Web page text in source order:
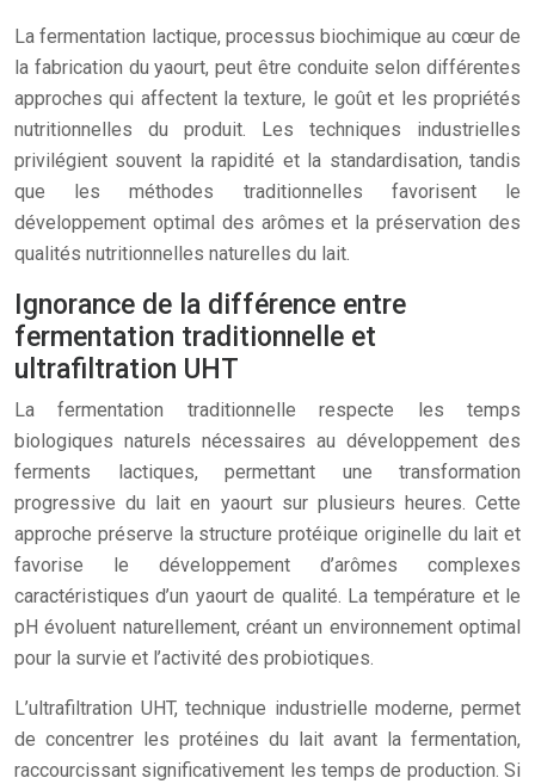
La fermentation lactique, processus biochimique au cœur de
la fabrication du yaourt, peut être conduite selon différentes
approches qui affectent la texture, le goût et les propriétés
nutritionnelles du produit. Les techniques industrielles
privilégient souvent la rapidité et la standardisation, tandis
que les méthodes traditionnelles favorisent le
développement optimal des arômes et la préservation des
qualités nutritionnelles naturelles du lait.
Ignorance de la différence entre
fermentation traditionnelle et
ultrafiltration UHT
La fermentation traditionnelle respecte les temps
biologiques naturels nécessaires au développement des
ferments lactiques, permettant une transformation
progressive du lait en yaourt sur plusieurs heures. Cette
approche préserve la structure protéique originelle du lait et
favorise le développement d’arômes complexes
caractéristiques d’un yaourt de qualité. La température et le
pH évoluent naturellement, créant un environnement optimal
pour la survie et l’activité des probiotiques.
L’ultrafiltration UHT, technique industrielle moderne, permet
de concentrer les protéines du lait avant la fermentation,
raccourcissant significativement les temps de production. Si